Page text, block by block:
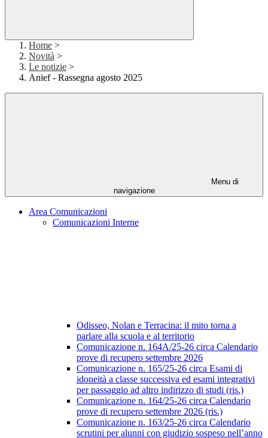
Home >
Novità >
Le notizie >
Anief - Rassegna agosto 2025
Menu di
navigazione
Area Comunicazioni
Comunicazioni Interne
Odisseo, Nolan e Terracina: il mito torna a
parlare alla scuola e al territorio
Comunicazione n. 164A/25-26 circa Calendario
prove di recupero settembre 2026
Comunicazione n. 165/25-26 circa Esami di
idoneità a classe successiva ed esami integrativi
per passaggio ad altro indirizzo di studi (ris.)
Comunicazione n. 164/25-26 circa Calendario
prove di recupero settembre 2026 (ris.)
Comunicazione n. 163/25-26 circa Calendario
scrutini per alunni con giudizio sospeso nell’anno